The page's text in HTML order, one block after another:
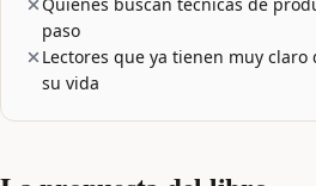
paso
Lectores que ya tienen muy
su vida